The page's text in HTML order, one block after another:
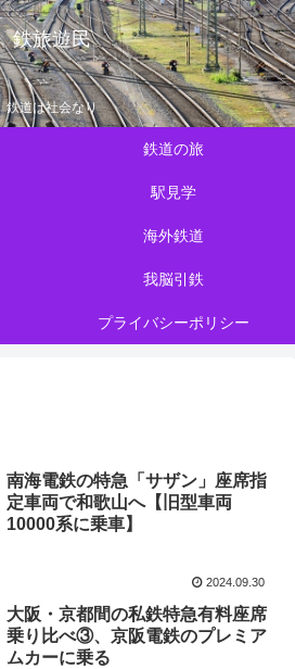
鉄旅遊民
鉄道は社会なり
鉄道の旅
駅見学
海外鉄道
我脳引鉄
プライバシーポリシー
南海電鉄の特急「サザン」座席指
定車両で和歌山へ【旧型車両
10000系に乗車】
2024.09.30
大阪・京都間の私鉄特急有料座席
乗り比べ③、京阪電鉄のプレミア
ムカーに乗る